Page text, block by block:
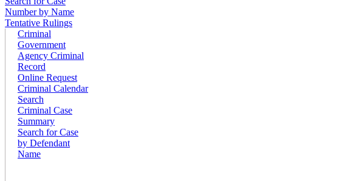
Number by Name
Tentative Rulings
Criminal
Government
Agency Criminal
Record
Online Request
Criminal Calendar
Search
Criminal Case
Summary
Search for Case
by Defendant
Name